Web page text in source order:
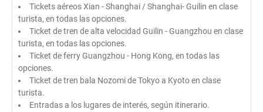
Tickets aéreos Xian - Shanghai / Shanghai- Guilin en clase
turista, en todas las opciones.
Ticket de tren de alta velocidad Guilin - Guangzhou en clase
turista, en todas las opciones.
Ticket de ferry Guangzhou - Hong Kong, en todas las
opciones.
Ticket de tren bala Nozomi de Tokyo a Kyoto en clase
turista.
Entradas a los lugares de interés, según itinerario.